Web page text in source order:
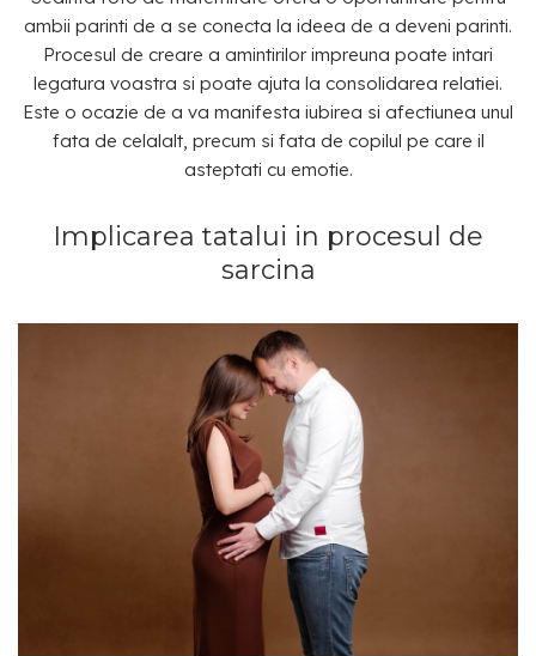
ambii parinti de a se conecta la ideea de a deveni parinti.
Procesul de creare a amintirilor impreuna poate intari
legatura voastra si poate ajuta la consolidarea relatiei.
Este o ocazie de a va manifesta iubirea si afectiunea unul
fata de celalalt, precum si fata de copilul pe care il
asteptati cu emotie.
Implicarea tatalui in procesul de
sarcina